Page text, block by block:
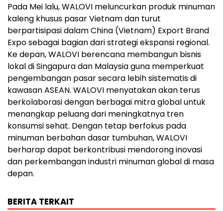
Pada Mei lalu, WALOVI meluncurkan produk minuman
kaleng khusus pasar Vietnam dan turut
berpartisipasi dalam China (Vietnam) Export Brand
Expo sebagai bagian dari strategi ekspansi regional.
Ke depan, WALOVI berencana membangun bisnis
lokal di Singapura dan Malaysia guna memperkuat
pengembangan pasar secara lebih sistematis di
kawasan ASEAN. WALOVI menyatakan akan terus
berkolaborasi dengan berbagai mitra global untuk
menangkap peluang dari meningkatnya tren
konsumsi sehat. Dengan tetap berfokus pada
minuman berbahan dasar tumbuhan, WALOVI
berharap dapat berkontribusi mendorong inovasi
dan perkembangan industri minuman global di masa
depan.
BERITA TERKAIT